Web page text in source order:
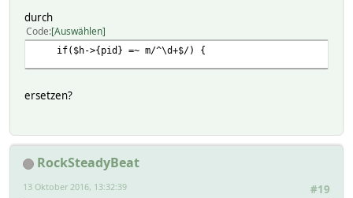
durch
Code Auswählen
if($h->{pid} =~ m/^\d+$/) {
ersetzen?
RockSteadyBeat
#19
13 Oktober 2016, 13:32:39